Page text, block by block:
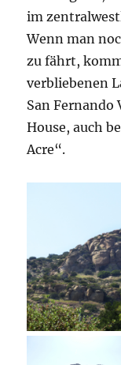
im
Wenn man
zu fährt,
verbliebenen
San Fernando
House, auch
Acre“.